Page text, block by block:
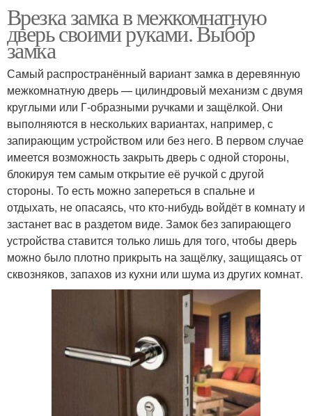
Врезка замка в межкомнатную
дверь своими руками. Выбор
замка
Самый распространённый вариант замка в деревянную
межкомнатную дверь — цилиндровый механизм с двумя
круглыми или Г-образными ручками и защёлкой. Они
выполняются в нескольких вариантах, например, с
запирающим устройством или без него. В первом случае
имеется возможность закрыть дверь с одной стороны,
блокируя тем самым открытие её ручкой с другой
стороны. То есть можно запереться в спальне и
отдыхать, не опасаясь, что кто-нибудь войдёт в комнату и
застанет вас в раздетом виде. Замок без запирающего
устройства ставится только лишь для того, чтобы дверь
можно было плотно прикрыть на защёлку, защищаясь от
сквозняков, запахов из кухни или шума из других комнат.